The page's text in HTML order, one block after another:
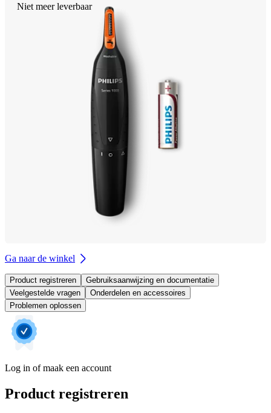
Niet meer leverbaar
Ga naar de winkel
Product registreren
Gebruiksaanwijzing en documentatie
Veelgestelde vragen
Onderdelen en accessoires
Problemen oplossen
Log in of maak een account
Product registreren